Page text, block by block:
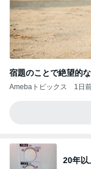
宿題のことで絶望的
Amebaトピックス 1日
20年以